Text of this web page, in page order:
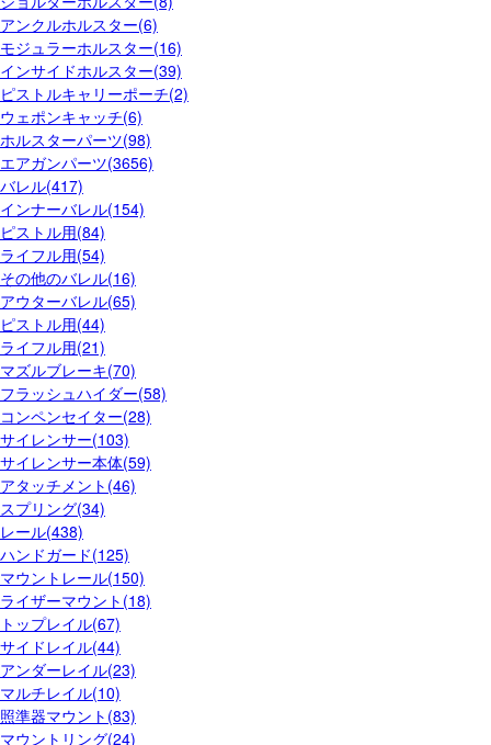
アンクルホルスター(6)
モジュラーホルスター(16)
インサイドホルスター(39)
ピストルキャリーポーチ(2)
ウェポンキャッチ(6)
ホルスターパーツ(98)
エアガンパーツ(3656)
バレル(417)
インナーバレル(154)
ピストル用(84)
ライフル用(54)
その他のバレル(16)
アウターバレル(65)
ピストル用(44)
ライフル用(21)
マズルブレーキ(70)
フラッシュハイダー(58)
コンペンセイター(28)
サイレンサー(103)
サイレンサー本体(59)
アタッチメント(46)
スプリング(34)
レール(438)
ハンドガード(125)
マウントレール(150)
ライザーマウント(18)
トップレイル(67)
サイドレイル(44)
アンダーレイル(23)
マルチレイル(10)
照準器マウント(83)
マウントリング(24)